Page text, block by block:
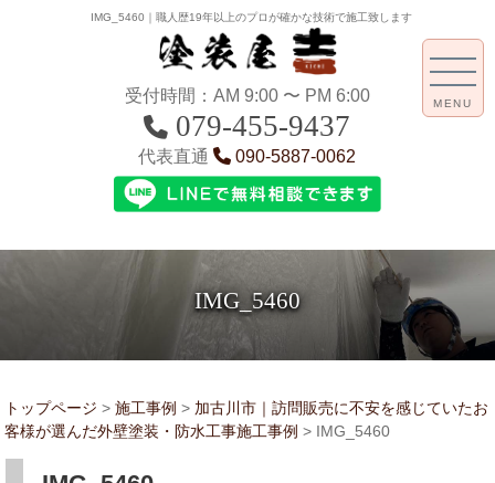
IMG_5460｜職人歴19年以上のプロが確かな技術で施工致します
受付時間：AM 9:00 〜 PM 6:00
079-455-9437
代表直通 090-5887-0062
IMG_5460
MENU
トップページ > 施工事例 > 加古川市｜訪問販売に不安を感じていたお
客様が選んだ外壁塗装・防水工事施工事例 > IMG_5460